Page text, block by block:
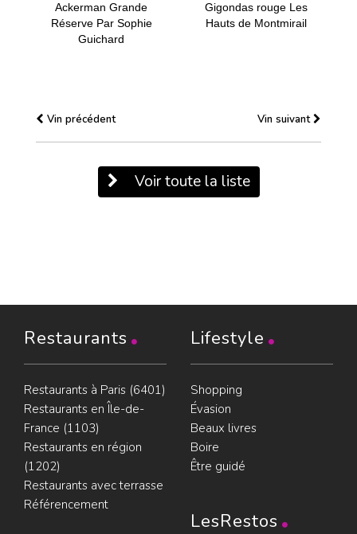
Ackerman Grande
Réserve Par Sophie
Guichard
Gigondas rouge Les
Hauts de Montmirail
Vin précédent Vin suivant
Voir toute la liste
Restaurants
Restaurants à Paris (6401)
Restaurants en Île-de-
France (1103)
Restaurants en région
(1202)
Restaurants avec terrasse
Référencement
Lifestyle
Shopping
Évasion
Beaux livres
Boire
Être guidé
LesRestos